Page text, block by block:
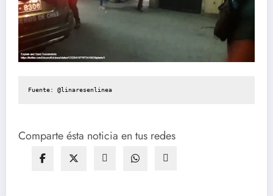
Fuente: @linaresenlinea
Comparte ésta noticia en tus redes